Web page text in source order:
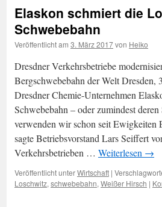
Elaskon schmiert die
Schwebebahn
Veröffentlicht am 3. März 2017von Heiko
Dresdner Verkehrsbetriebe
Bergschwebebahn der Welt Dresden,
Dresdner Chemie-Unternehmen
Schwebebahn – oder zumindest
verwenden wir schon seit Ewigkeiten
sagte Betriebsvorstand Lars Seiffert
Verkehrsbetrieben … Weiterlesen →
Veröffentlicht unterWirtschaft |
Loschwitz, schwebebahn, Weißer Hirsch |